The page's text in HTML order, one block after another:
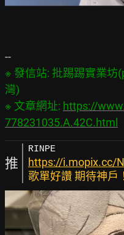
※ 發信站: 批踢踢實業坊
灣)
※ 文章網址: https://
778231035.A.42C.html
推
RINPE
https://i.mopix.cc/
歌單好讚 期待神戶！